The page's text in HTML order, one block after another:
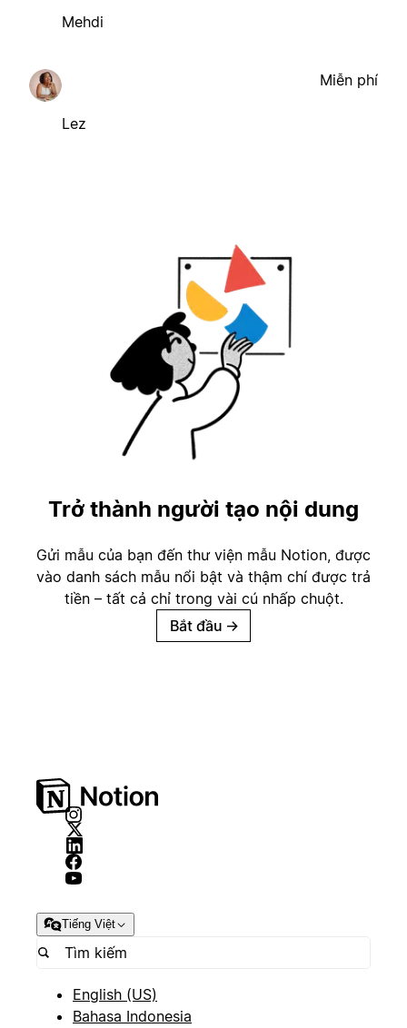
Mehdi
Lez
Miễn phí
Trở thành người tạo nội dung
Gửi mẫu của bạn đến thư viện mẫu Notion, được
vào danh sách mẫu nổi bật và thậm chí được trả
tiền – tất cả chỉ trong vài cú nhấp chuột.
Bắt đầu →
Tiếng Việt
English (US)
Bahasa Indonesia